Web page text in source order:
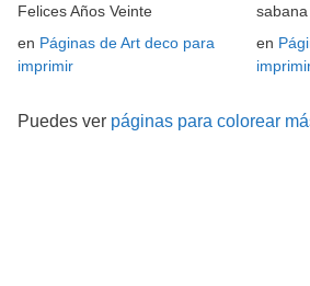
Felices Años Veinte
en Páginas de Art deco para
imprimir
sabana
en
Puedes ver páginas para colorear